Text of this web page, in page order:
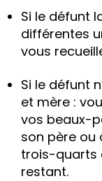
Si le défunt
différentes
vous
Si le défunt
et mère :
vos beaux-
son père ou
trois-quarts
restant.